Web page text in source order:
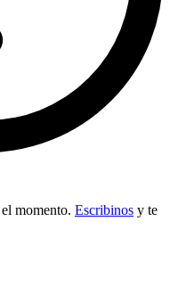
momento. Escribinos y te